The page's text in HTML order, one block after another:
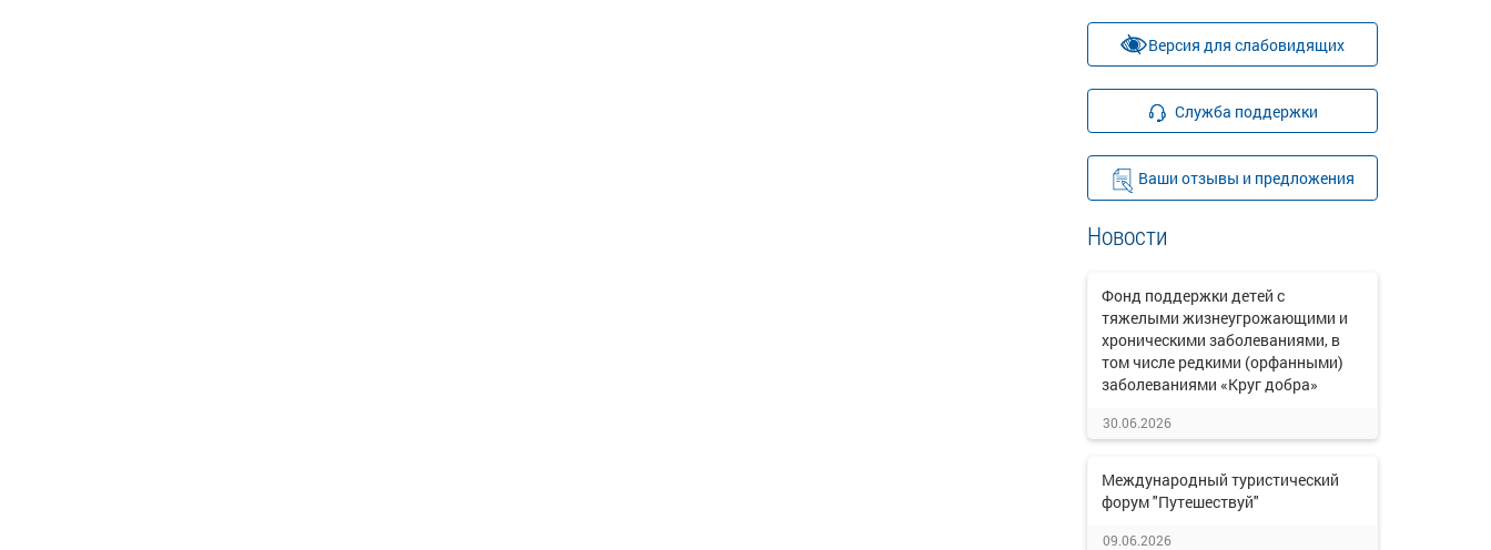
Версия для слабовидящих
Служба поддержки
Ваши отзывы и предложения
Новости
Фонд поддержки детей с
тяжелыми жизнеугрожающими и
хроническими заболеваниями, в
том числе редкими (орфанными)
заболеваниями «Круг добра»
30.06.2026
Международный туристический
форум "Путешествуй"
09.06.2026